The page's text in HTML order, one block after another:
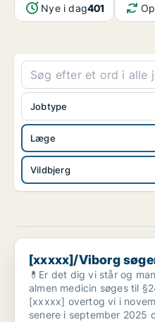
Nye i dag401
Læge
Vildbjerg
Jobtype
[xxxxx]/Viborg søger nye
[xxxxx]/Viborg
💊Er det dig vi står og
almen medicin søges til
[xxxxx] overtog vi i
senere i september 2025